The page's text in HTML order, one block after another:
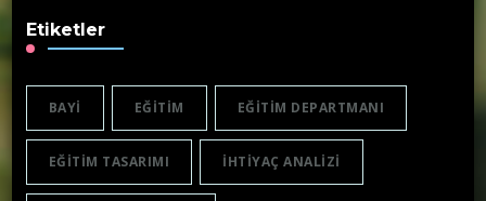
Etiketler
BAYI EĞITIM EĞITIM DEPARTMANI
EĞITIM TASARIMI IHTIYAÇ ANALIZI